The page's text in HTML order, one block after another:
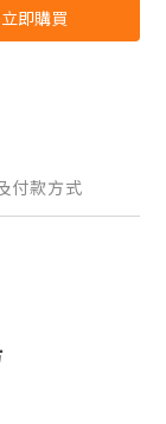
立即購買
付款方式